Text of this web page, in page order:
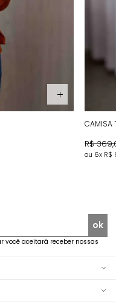
CAMISA
R$
6x R$
ok
você aceitará receber nossas